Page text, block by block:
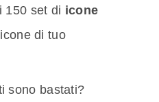
150 set di icone
di tuo
sono bastati?